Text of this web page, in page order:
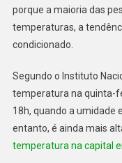
porque a maioria das
temperaturas, a
condicionado.
Segundo o Instituto
temperatura na quinta-
18h, quando a umidade
entanto, é ainda mais
temperatura na capital